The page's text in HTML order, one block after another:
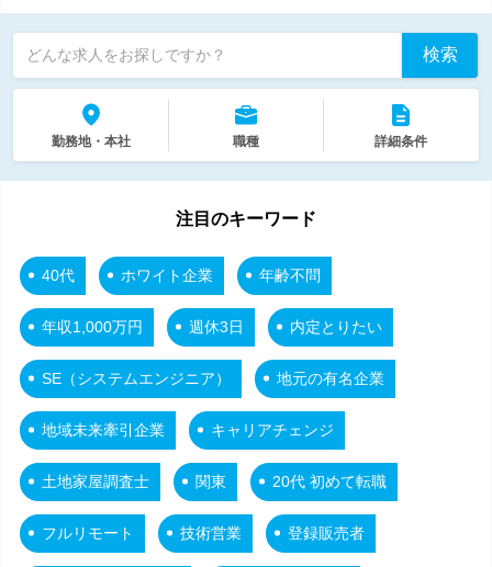
どんな求人をお探しですか？ 検索
勤務地・本社 職種 詳細条件
注目のキーワード
40代 ホワイト企業 年齢不問
年収1,000万円 週休3日 内定とりたい
SE（システムエンジニア） 地元の有名企業
地域未来牽引企業 キャリアチェンジ
土地家屋調査士 関東 20代 初めて転職
フルリモート 技術営業 登録販売者